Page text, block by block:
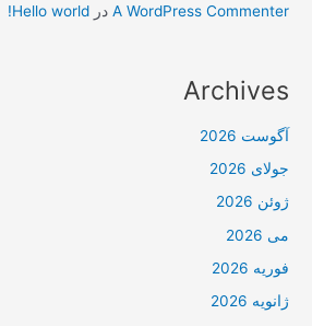
A WordPress Commenter درHello world!
Archives
آگوست 2026
جولای 2026
ژوئن 2026
می 2026
فوریه 2026
ژانویه 2026